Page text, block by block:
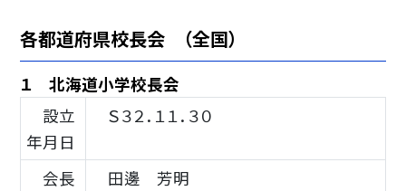
各都道府県校長会 （全国）
１ 北海道小学校長会
設立
年月日
Ｓ３２．１１．３０
会長
田邊 芳明